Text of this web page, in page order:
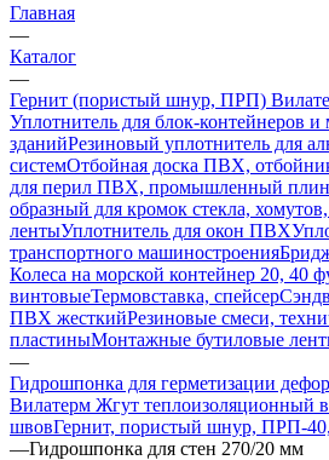
Главная
—
Каталог
—
Гернит (пористый шнур, ПРП)
Уплотнитель для блок-контейнеров
зданийРезиновый уплотнитель для
системОтбойная доска ПВХ,
для перил ПВХ, промышленный
образный для кромок стекла,
лентыУплотнитель для окон ПВХ
транспортного машиностроения
Колеса на морской контейнер 20, 40
винтовыеТермовставка, спейсер
ПВХ жесткийРезиновые смеси,
пластиныМонтажные бутиловые
—
Гидрошпонка для герметизации
Вилатерм Жгут теплоизоляционный
швовГернит, пористый шнур, ПРП-
—Гидрошпонка для стен 270/20 мм